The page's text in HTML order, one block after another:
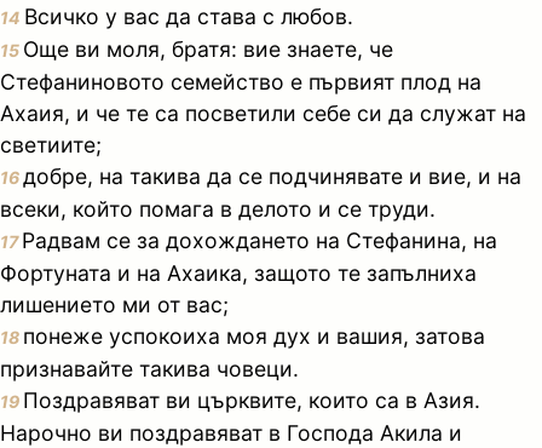
14 Всичко у вас да става с любов.
15 Още ви моля, братя: вие знаете, че
Стефаниновото семейство е първият плод на
Ахаия, и че те са посветили себе си да служат на
светиите;
16добре, на такива да се подчинявате и вие, и на
всеки, който помага в делото и се труди.
17Радвам се за дохождането на Стефанина, на
Фортуната и на Ахаика, защото те запълниха
лишението ми от вас;
18 понеже успокоиха моя дух и вашия, затова
признавайте такива човеци.
19 Поздравяват ви църквите, които са в Азия.
Нарочно ви поздравяват в Господа Акила и